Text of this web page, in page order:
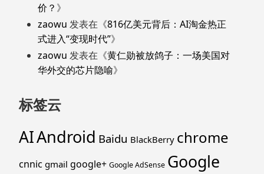
价？ 》
zaowu 发表在《816亿美元背后：AI淘金热正
式进入“变现时代”》
zaowu 发表在《黄仁勋被放鸽子：一场美国对
华外交的芯片隐喻》
标签云
AIAndroid Baidu BlackBerry chrome
cnnic gmail google+ Google AdSense Google